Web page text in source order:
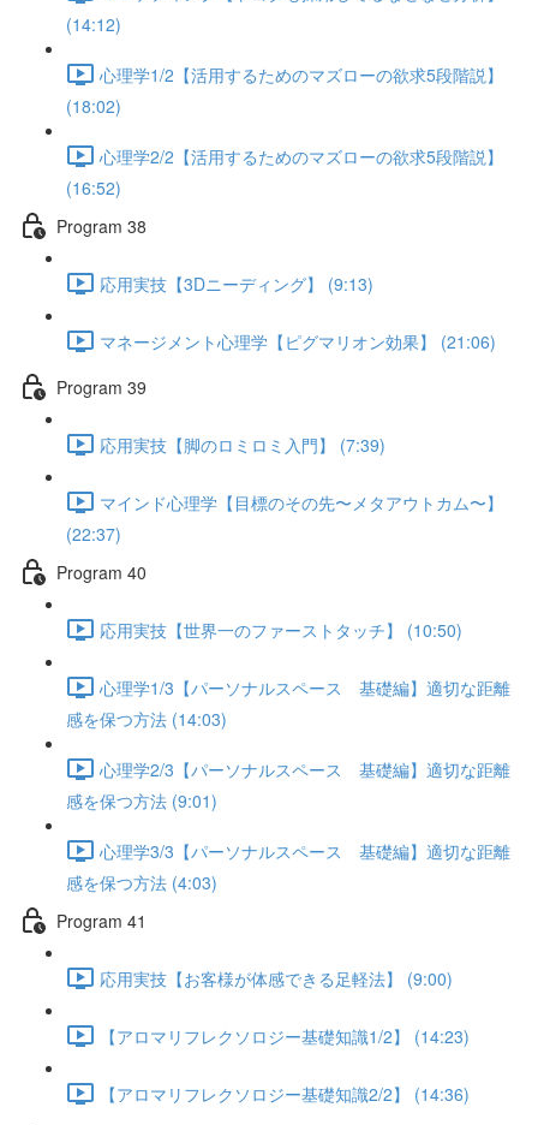
(14:12)
心理学1/2【活用するためのマズローの欲求5段階説】
(18:02)
心理学2/2【活用するためのマズローの欲求5段階説】
(16:52)
Program 38
応用実技【3Dニーディング】 (9:13)
マネージメント心理学【ピグマリオン効果】 (21:06)
Program 39
応用実技【脚のロミロミ入門】 (7:39)
マインド心理学【目標のその先〜メタアウトカム〜】
(22:37)
Program 40
応用実技【世界一のファーストタッチ】 (10:50)
心理学1/3【パーソナルスペース 基礎編】適切な距離
感を保つ方法 (14:03)
心理学2/3【パーソナルスペース 基礎編】適切な距離
感を保つ方法 (9:01)
心理学3/3【パーソナルスペース 基礎編】適切な距離
感を保つ方法 (4:03)
Program 41
応用実技【お客様が体感できる足軽法】 (9:00)
【アロマリフレクソロジー基礎知識1/2】 (14:23)
【アロマリフレクソロジー基礎知識2/2】 (14:36)